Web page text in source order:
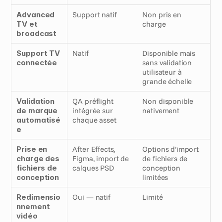
Advanced
TV et
broadcast
Support natif
Non pris en
charge
Support TV
connectée
Natif
Disponible mais
sans validation
utilisateur à
grande échelle
Validation
de marque
automatisé
e
QA préflight
intégrée sur
chaque asset
Non disponible
nativement
Prise en
charge des
fichiers de
conception
After Effects,
Figma, import de
calques PSD
Options d’import
de fichiers de
conception
limitées
Redimensio
nnement
vidéo
Oui — natif Limité